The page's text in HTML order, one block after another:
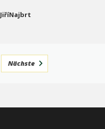
JiříNajbrt
Nächste